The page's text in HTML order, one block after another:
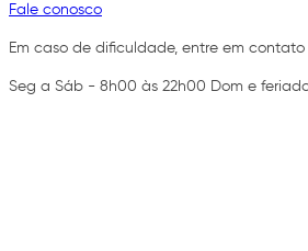
Fale conosco
Em caso de dificuldade, entre em
Seg a Sáb - 8h00 às 22h00 Dom e